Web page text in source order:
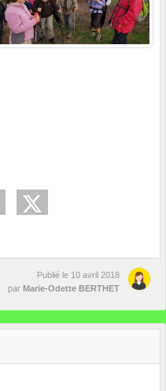
Publié le 10 avril 2018
par Marie-Odette BERTHET